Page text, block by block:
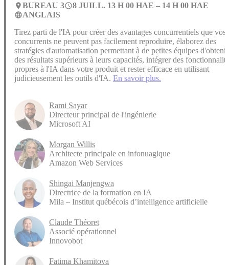
placeBUREAU 3access_time8 JUILL. 13 H 00 HAE – 14 H 00 HAE
languageANGLAIS
Tirez parti de l'IA pour créer des avantages concurrentiels que vos
concurrents ne peuvent pas facilement reproduire, élaborez des
stratégies d'automatisation permettant à de petites équipes d'obtenir
des résultats supérieurs à leurs capacités, intégrer des
propres à l'IA dans votre produit et rester efficace en utilisant
judicieusement les outils d'IA. En savoir plus.
Rami Sayar
Directeur principal de l'ingénierie
Microsoft AI
Morgan Willis
Architecte principale en infonuagique
Amazon Web Services
Shingai Manjengwa
Directrice de la formation en IA
Mila – Institut québécois d’intelligence artificielle
Claude Théoret
Associé opérationnel
Innovobot
Fatima Khamitova